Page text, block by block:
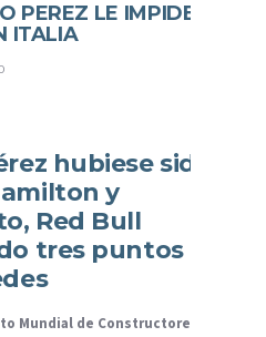
PEREZ LE IMPIDEN
ITALIA
hubiese sido
y
Red Bull
tres puntos
Mundial de Constructores…